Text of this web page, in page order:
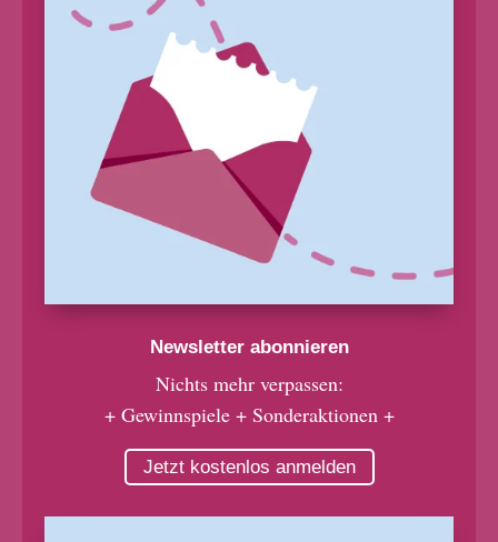
Newsletter abonnieren
Nichts mehr verpassen:
+ Gewinnspiele + Sonderaktionen +
Jetzt kostenlos anmelden